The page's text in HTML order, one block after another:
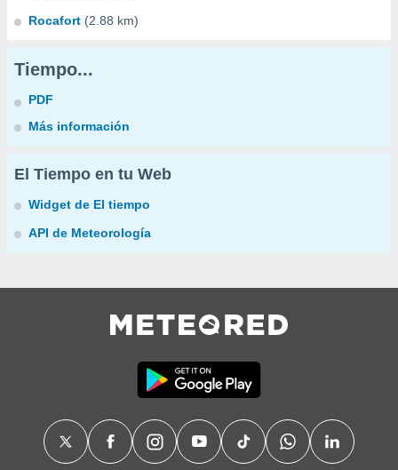
Rocafort (2.88 km)
Tiempo...
PDF
Más información
El Tiempo en tu Web
Widget de El tiempo
API de Meteorología